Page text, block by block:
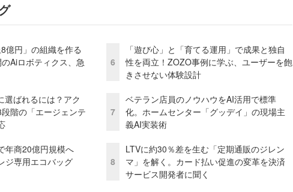
億円」の組織を作る
Aiロボティクス、急
選ばれるには？アク
階の「エージェンテ
年商20億円規模へ
ジ専用エコバッグ
6
「遊び心」と「育てる運用」で成果と独自
性を両立！ZOZO事例に学ぶ、ユーザーを飽
きさせない体験設計
7
ベテラン店員のノウハウをAI活用で標準
化。ホームセンター「グッデイ」の現場主
義AI実装術
8
LTVに約30％差を生む「定期通販のジレン
マ」を解く。カード払い促進の変革を決済
サービス開発者に聞く